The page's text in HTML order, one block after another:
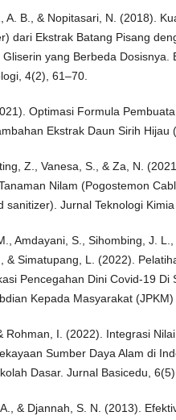
A. B., & Nopitasari, N. (2018).
dari Ekstrak Batang Pisang
yang Berbeda Dosisnya.
4(2), 61–70.
Optimasi Formula
Ekstrak Daun Sirih Hijau
Z., Vanesa, S., & Za, N.
Nilam (Pogostemon
sanitizer). Jurnal Teknologi
Amdayani, S., Sihombing, J.
& Simatupang, L. (2022).
Pencegahan Dini Covid-19 Di
Kepada Masyarakat
Rohman, I. (2022). Integrasi
Sumber Daya Alam di
Dasar. Jurnal Basicedu,
& Djannah, S. N. (2013).